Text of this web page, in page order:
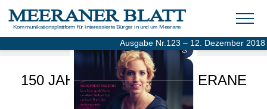
MEERANER BLATT
Kommunikationsplattform für interessierte Bürger in und um Meerane
Ausgabe Nr.123 – 12. Dezember 2018
Gegründet im November 1989 – Online-Ausgabe seit 2004
150 JAHRE FRIEDHOF MEERANE